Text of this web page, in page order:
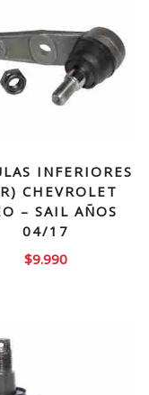
INFERIORES
CHEVROLET
– SAIL AÑOS
04/17
$9.990